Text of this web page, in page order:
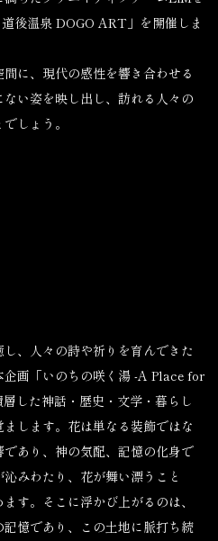
後温泉 DOGO ART」を開催しま
に、現代の感性を響き合わせる
い姿を映し出し、訪れる人々の
しょう。
、人々の詩や祈りを育んできた
企画「いのちの咲く湯 -A Place for
した神話・歴史・文学・暮らし
します。花は単なる装飾ではな
あり、神の気配、記憶の化身で
みわたり、花が舞い漂うこと
す。そこに浮かび上がるのは、
憶であり、この土地に脈打ち続